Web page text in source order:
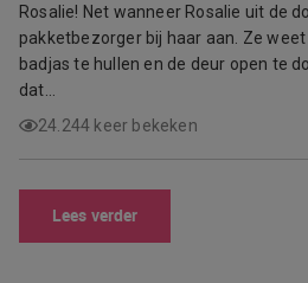
Rosalie! Net wanneer Rosalie uit de
pakketbezorger bij haar aan. Ze
badjas te hullen en de deur open te
dat…
24.244 keer bekeken
Lees verder